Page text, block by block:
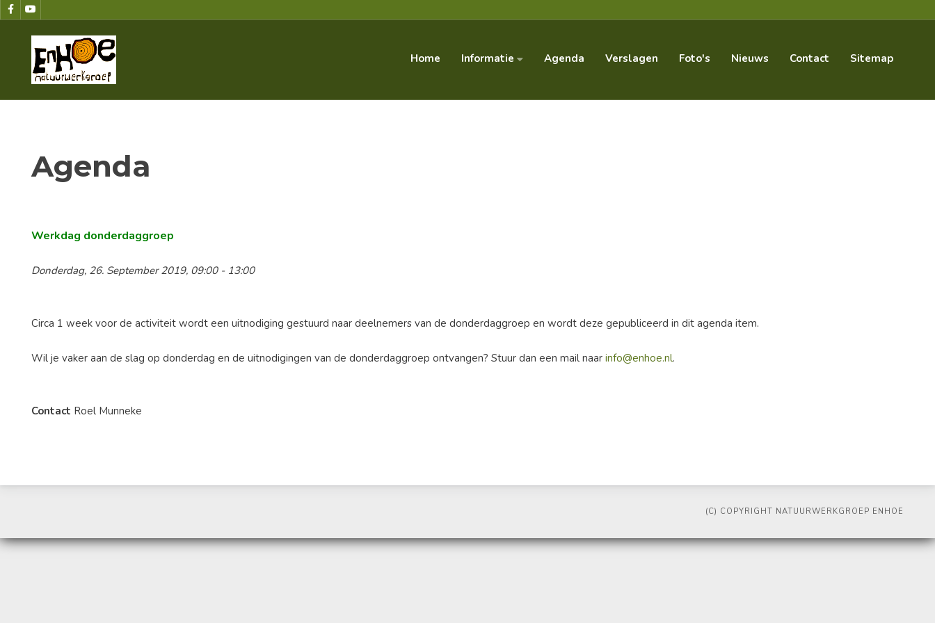
Home Informatie Agenda Verslagen Foto's Nieuws Contact Sitemap
Agenda
Werkdag donderdaggroep
Donderdag, 26. September 2019, 09:00 - 13:00
Circa 1 week voor de activiteit wordt een uitnodiging gestuurd naar deelnemers van de donderdaggroep en wordt deze gepubliceerd in dit agenda item.
Wil je vaker aan de slag op donderdag en de uitnodigingen van de donderdaggroep ontvangen? Stuur dan een mail naar info@enhoe.nl.
Contact Roel Munneke
(C) COPYRIGHT NATUURWERKGROEP ENHOE